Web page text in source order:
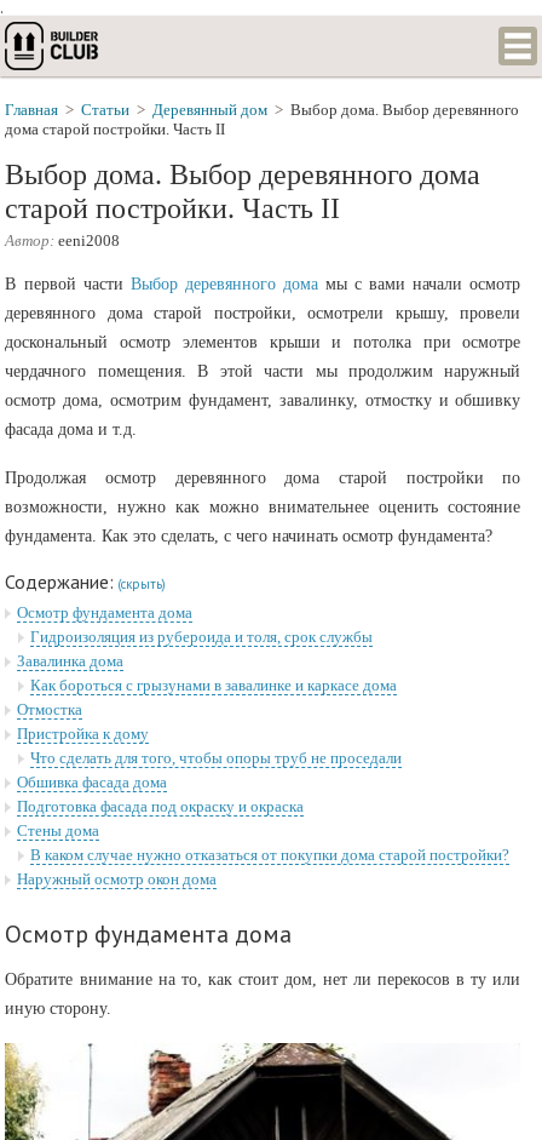
.
Главная > Статьи > Деревянный дом > Выбор дома. Выбор деревянного
дома старой постройки. Часть II
Выбор дома. Выбор деревянного дома
старой постройки. Часть II
Автор: eeni2008
В первой части Выбор деревянного домамы с вами начали осмотр
деревянного дома старой постройки, осмотрели крышу, провели
доскональный осмотр элементов крыши и потолка при осмотре
чердачного помещения. В этой части мы продолжим наружный
осмотр дома, осмотрим фундамент, завалинку, отмостку и обшивку
фасада дома и т.д.
Продолжая осмотр деревянного дома старой постройки по
возможности, нужно как можно внимательнее оценить состояние
фундамента. Как это сделать, с чего начинать осмотр фундамента?
Содержание: (скрыть)
Осмотр фундамента дома
Гидроизоляция из рубероида и толя, срок службы
Завалинка дома
Как бороться с грызунами в завалинке и каркасе дома
Отмостка
Пристройка к дому
Что сделать для того, чтобы опоры труб не проседали
Обшивка фасада дома
Подготовка фасада под окраску и окраска
Стены дома
В каком случае нужно отказаться от покупки дома старой постройки?
Наружный осмотр окон дома
Осмотр фундамента дома
Обратите внимание на то, как стоит дом, нет ли перекосов в ту или
иную сторону.